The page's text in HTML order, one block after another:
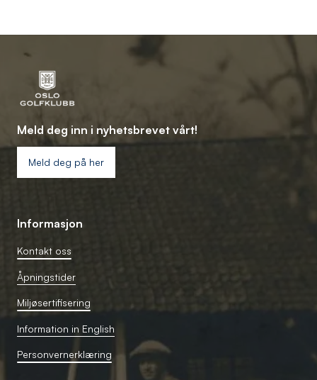
Meld deg inn i nyhetsbrevet vårt!
Meld deg på her
Informasjon
Kontakt oss
Åpningstider
Miljøsertifisering
Information in English
Personvernerklæring